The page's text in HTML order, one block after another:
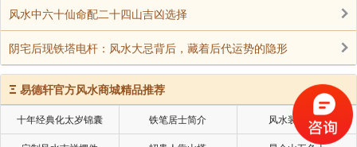
风水中六十仙命配二十四山吉凶选择
阴宅后现铁塔电杆：风水大忌背后，藏着后代运势的隐形
Ξ 易德轩官方风水商城精品推荐
十年经典化太岁锦囊 铁笔居士简介 风水装修设计